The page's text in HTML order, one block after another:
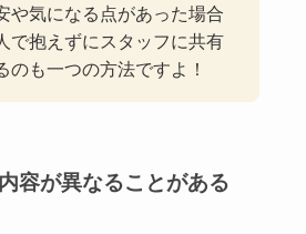
や気になる点があった場合
で抱えずにスタッフに共有
のも一つの方法ですよ！
容が異なることがある